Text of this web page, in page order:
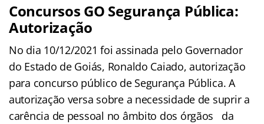
Concursos GO Segurança Pública:
Autorização
No dia 10/12/2021 foi assinada pelo Governador
do Estado de Goiás, Ronaldo Caiado, autorização
para concurso público de Segurança Pública. A
autorização versa sobre a necessidade de suprir a
carência de pessoal no âmbito dos órgãos da